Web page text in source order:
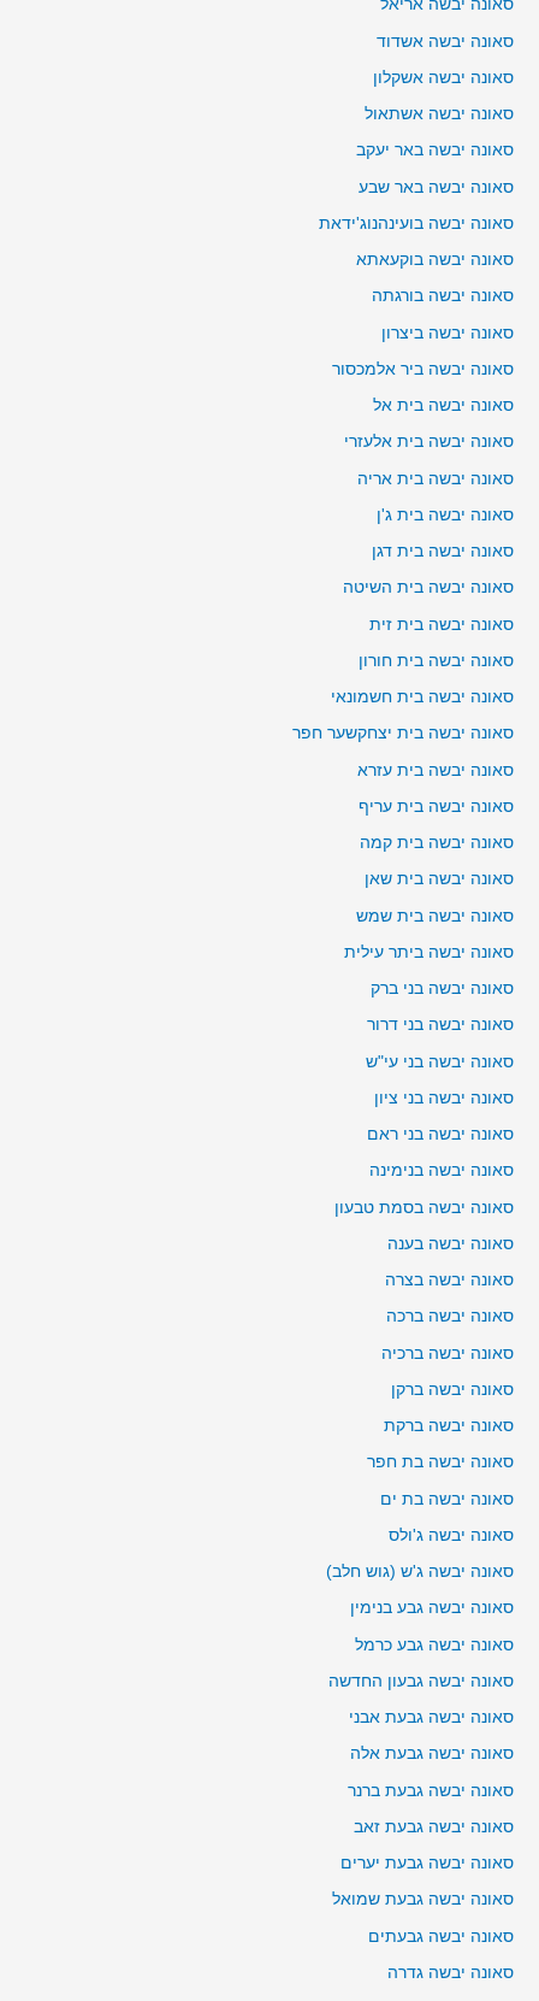
סאונה יבשה אריאל
סאונה יבשה אשדוד
סאונה יבשה אשקלון
סאונה יבשה אשתאול
סאונה יבשה באר יעקב
סאונה יבשה באר שבע
סאונה יבשה בועינהנוג'ידאת
סאונה יבשה בוקעאתא
סאונה יבשה בורגתה
סאונה יבשה ביצרון
סאונה יבשה ביר אלמכסור
סאונה יבשה בית אל
סאונה יבשה בית אלעזרי
סאונה יבשה בית אריה
סאונה יבשה בית ג'ן
סאונה יבשה בית דגן
סאונה יבשה בית השיטה
סאונה יבשה בית זית
סאונה יבשה בית חורון
סאונה יבשה בית חשמונאי
סאונה יבשה בית יצחקשער חפר
סאונה יבשה בית עזרא
סאונה יבשה בית עריף
סאונה יבשה בית קמה
סאונה יבשה בית שאן
סאונה יבשה בית שמש
סאונה יבשה ביתר עילית
סאונה יבשה בני ברק
סאונה יבשה בני דרור
סאונה יבשה בני עי"ש
סאונה יבשה בני ציון
סאונה יבשה בני ראם
סאונה יבשה בנימינה
סאונה יבשה בסמת טבעון
סאונה יבשה בענה
סאונה יבשה בצרה
סאונה יבשה ברכה
סאונה יבשה ברכיה
סאונה יבשה ברקן
סאונה יבשה ברקת
סאונה יבשה בת חפר
סאונה יבשה בת ים
סאונה יבשה ג'ולס
סאונה יבשה ג'ש (גוש חלב)
סאונה יבשה גבע בנימין
סאונה יבשה גבע כרמל
סאונה יבשה גבעון החדשה
סאונה יבשה גבעת אבני
סאונה יבשה גבעת אלה
סאונה יבשה גבעת ברנר
סאונה יבשה גבעת זאב
סאונה יבשה גבעת יערים
סאונה יבשה גבעת שמואל
סאונה יבשה גבעתים
סאונה יבשה גדרה